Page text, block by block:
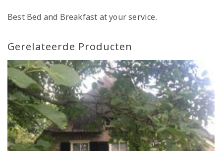
Best Bed and Breakfast at your service.
Gerelateerde Producten